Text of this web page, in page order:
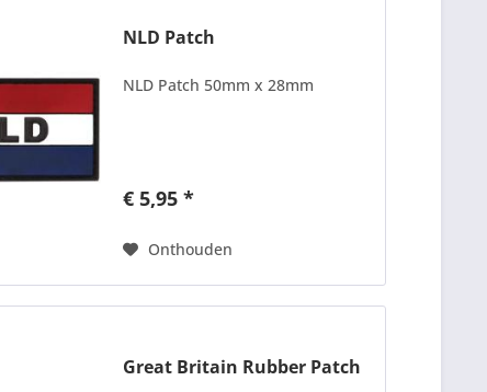
NLD Patch
NLD Patch 50mm x 28mm
€ 5,95 *
Onthouden
Great Britain Rubber Patch